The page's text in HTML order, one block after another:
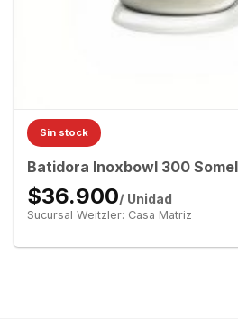
Sin stock
Batidora Inoxbowl 300
$36.900/ Unidad
Sucursal Weitzler: Casa Matriz